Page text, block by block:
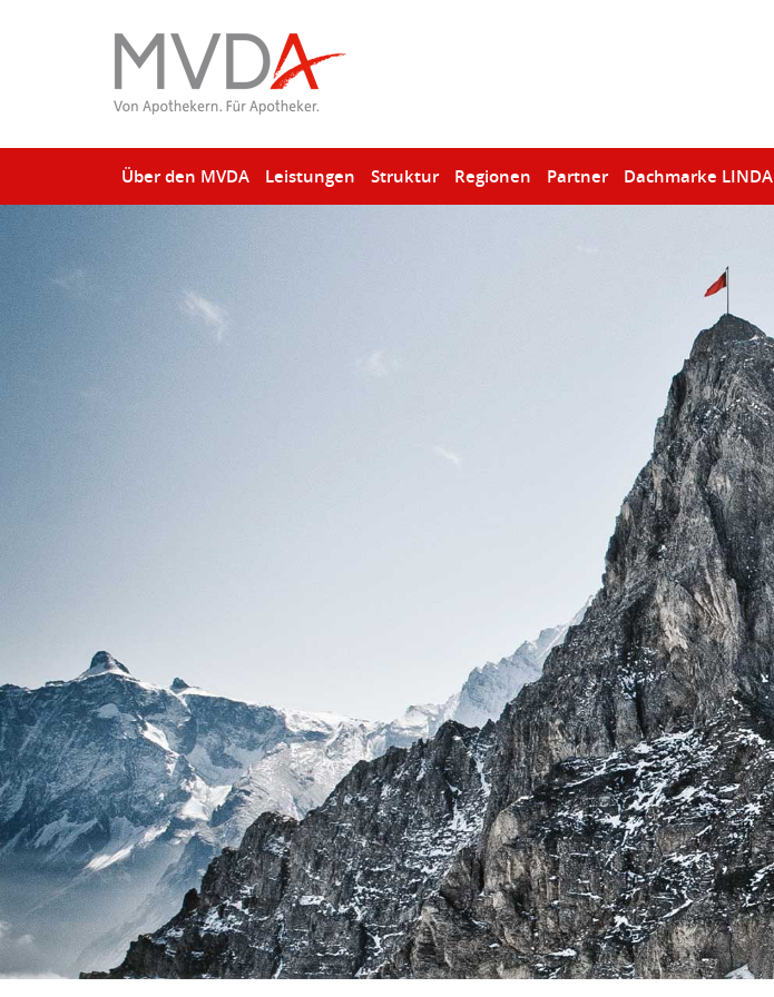
Über den MVDA Leistungen Struktur Regionen Partner Dachmarke LINDA